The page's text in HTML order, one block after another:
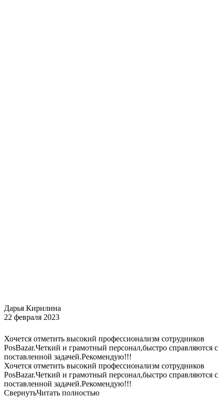
Дарья Кирилина
22 февраля 2023
Хочется отметить высокий профессионализм сотрудников
PosBazar.Четкий и грамотный персонал,быстро справляются с
поставленной задачей.Рекомендую!!!
Хочется отметить высокий профессионализм сотрудников
PosBazar.Четкий и грамотный персонал,быстро справляются с
поставленной задачей.Рекомендую!!!
СвернутьЧитать полностью